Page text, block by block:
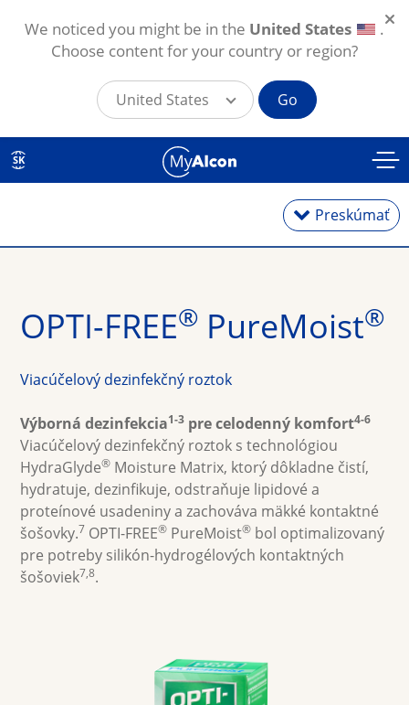
Skočiť na hlavný obsah
SK
Preskúmať
Multifokálne
Farebné
Roztoky na šošovky
OPTI-FREE® PureMoist®
Viacúčelový dezinfekčný roztok
Výborná dezinfekcia1-3 pre celodenný komfort4-6
Viacúčelový dezinfekčný roztok s technológiou
HydraGlyde® Moisture Matrix, ktorý dôkladne čistí,
hydratuje, dezinfikuje, odstraňuje lipidové a
proteínové usadeniny a zachováva mäkké kontaktné
šošovky.7 OPTI-FREE® PureMoist® bol optimalizovaný
pre potreby silikón-hydrogélových kontaktných
šošoviek7,8.
We noticed you might be in the United States
.
Choose content for your country or region?
United States Go